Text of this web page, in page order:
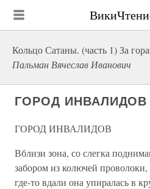
Кольцо Сатаны. (часть 1) За
Пальман Вячеслав Иванович
ГОРОД ИНВАЛИДОВ
ГОРОД ИНВАЛИДОВ
Вблизи зона, со слегка
забором из колючей проволоки,
где-то вдали она упиралась в